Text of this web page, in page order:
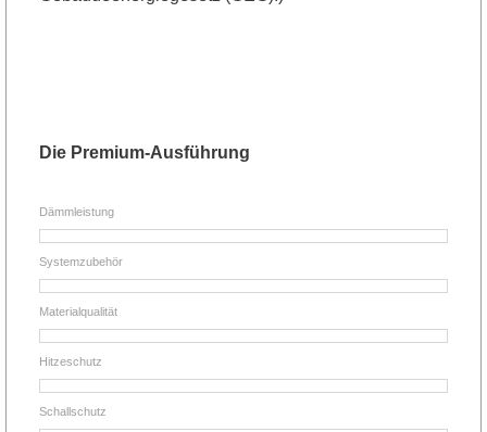
Die Premium-Ausführung
Dämmleistung
Systemzubehör
Materialqualität
Hitzeschutz
Schallschutz